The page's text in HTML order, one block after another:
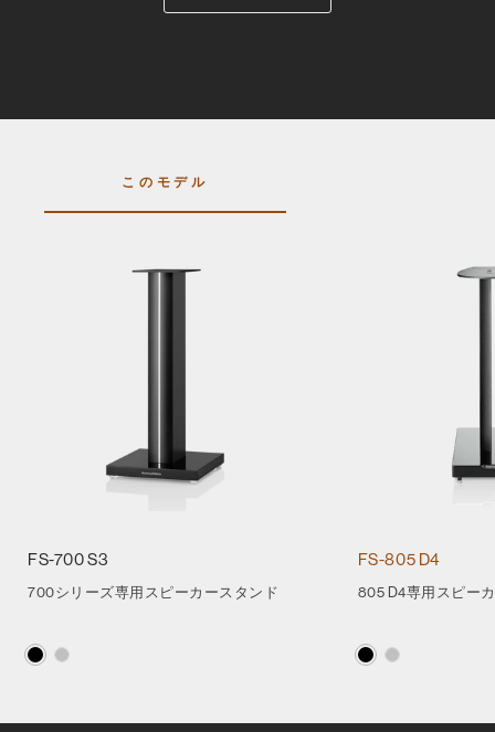
このモデル
FS-700 S3
700シリーズ専用スピーカースタンド
FS-805 D4
805 D4専用スピー